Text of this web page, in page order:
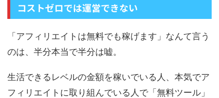
コストゼロでは運営できない
「アフィリエイトは無料でも稼げます」なんて言う
のは、半分本当で半分は嘘。
生活できるレベルの金額を稼いでいる人、本気でア
フィリエイトに取り組んでいる人で「無料ツール」